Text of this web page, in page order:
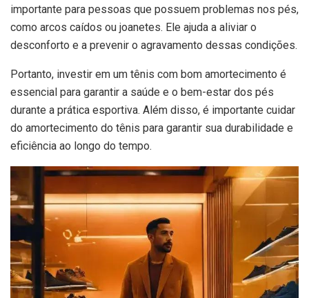
importante para pessoas que possuem problemas nos pés,
como arcos caídos ou joanetes. Ele ajuda a aliviar o
desconforto e a prevenir o agravamento dessas condições.
Portanto, investir em um tênis com bom amortecimento é
essencial para garantir a saúde e o bem-estar dos pés
durante a prática esportiva. Além disso, é importante cuidar
do amortecimento do tênis para garantir sua durabilidade e
eficiência ao longo do tempo.